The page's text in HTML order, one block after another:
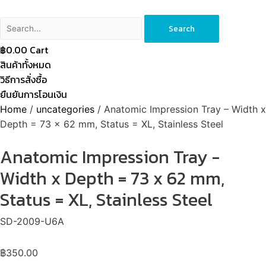
Search
฿0.00 Cart
สินค้าทั้งหมด
วิธีการสั่งซื้อ
ยืนยันการโอนเงิน
Home / uncategories / Anatomic Impression Tray – Width x
Depth = 73 x 62 mm, Status = XL, Stainless Steel
Anatomic Impression Tray -
Width x Depth = 73 x 62 mm,
Status = XL, Stainless Steel
SD-2009-U6A
฿350.00